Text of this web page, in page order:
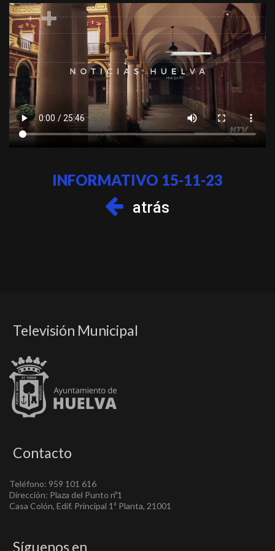
INFORMATIVO 15-11-23
atrás
Televisión Municipal
Contacto
Teléfono: 959 101 616
Dirección: Plaza del Punto nº1
Casa Colón, Edif. Principal 1ª Planta, 21001
Síguenos en